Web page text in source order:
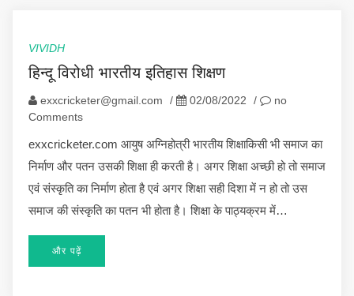
VIVIDH
हिन्दू विरोधी भारतीय इतिहास शिक्षण
exxcricketer@gmail.com / 02/08/2022 /
no
Comments
exxcricketer.com आयुष अग्निहोत्री भारतीय शिक्षाकिसी भी समाज का
निर्माण और पतन उसकी शिक्षा ही करती है। अगर शिक्षा अच्छी हो तो समाज
एवं संस्कृति का निर्माण होता है एवं अगर शिक्षा सही दिशा में न हो तो उस
समाज की संस्कृति का पतन भी होता है। शिक्षा के पाठ्यक्रम में…
और पढ़ें